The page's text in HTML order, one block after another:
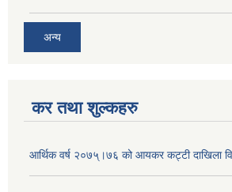
अन्य
कर तथा शुल्कहरु
आर्थिक वर्ष २०७५्।७६ को आयकर कट्टी दाखिला